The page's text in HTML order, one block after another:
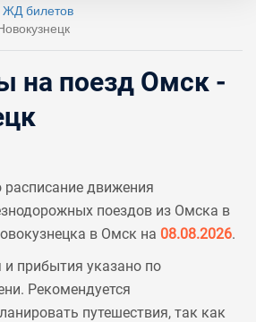
билетов
на поезд Омск -
движения
поездов из Омска в
в Омск на 08.08.2026.
прибытия указано по
Рекомендуется
путешествия, так как